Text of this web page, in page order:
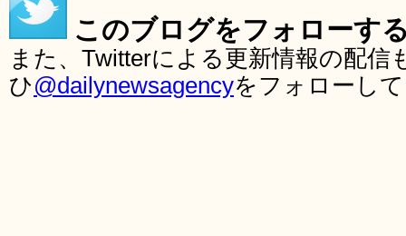
このブログをフォローす
また、Twitterによる更新情報の配
ひ@dailynewsagencyをフォローし